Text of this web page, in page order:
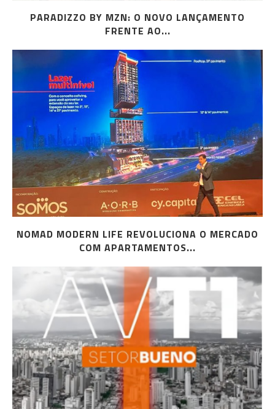
PARADIZZO BY MZN: O NOVO LANÇAMENTO
FRENTE AO...
NOMAD MODERN LIFE REVOLUCIONA O MERCADO
COM APARTAMENTOS...